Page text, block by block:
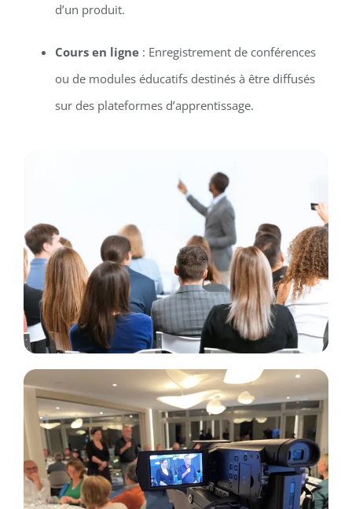
d’un produit.
Cours en ligne: Enregistrement de conférences
ou de modules éducatifs destinés à être diffusés
sur des plateformes d’apprentissage.